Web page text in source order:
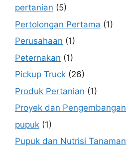
pertanian (5)
Pertolongan Pertama (1)
Perusahaan (1)
Peternakan (1)
Pickup Truck (26)
Produk Pertanian (1)
Proyek dan Pengembangan
pupuk (1)
Pupuk dan Nutrisi Tanaman